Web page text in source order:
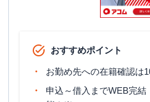
おすすめポイント
お勤め先への在籍確認は
申込～借入までWEB完結